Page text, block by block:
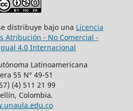
distribuye bajo una Licencia
Atribución - No Comercial -
4.0 Internacional
Latinoamericana
55 N° 49-51
(4) 511 21 99
Colombia.